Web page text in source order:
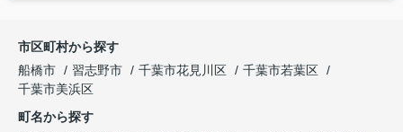
市区町村から探す
船橋市
習志野市 千葉市花見川区
千葉市若葉区
千葉市美浜区
町名から探す